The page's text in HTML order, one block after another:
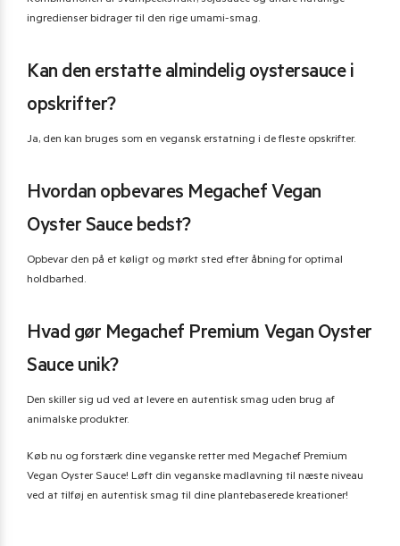
ingredienser bidrager til den rige umami-smag.
Kan den erstatte almindelig oystersauce i
opskrifter?
Ja, den kan bruges som en vegansk erstatning i de fleste opskrifter.
Hvordan opbevares Megachef Vegan
Oyster Sauce bedst?
Opbevar den på et køligt og mørkt sted efter åbning for optimal
holdbarhed.
Hvad gør Megachef Premium Vegan Oyster
Sauce unik?
Den skiller sig ud ved at levere en autentisk smag uden brug af
animalske produkter.
Køb nu og forstærk dine veganske retter med Megachef Premium
Vegan Oyster Sauce! Løft din veganske madlavning til næste niveau
ved at tilføj en autentisk smag til dine plantebaserede kreationer!